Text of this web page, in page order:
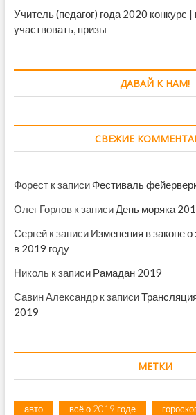
Учитель (педагог) года 2020 конкурс
участвовать, призы
ДАВАЙ К НАМ!
СВЕЖИЕ
Форестк записи Фестиваль
Олег Горловк записиДень моряка
Сергейк записи Изменения в законе о
в 2019 году
Никольк записи Рамадан 2019
Савин Александрк записи
2019
МЕТКИ
авто всё о 2019 годе